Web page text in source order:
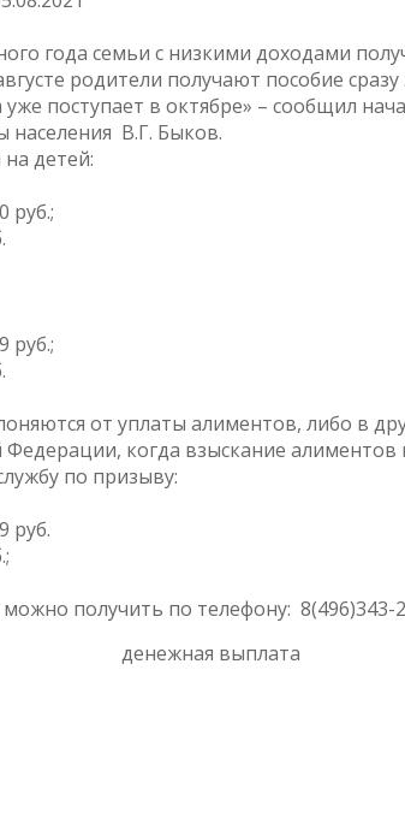
года семьи с низкими доходами
родители получают пособие сразу
поступает в октябре» – сообщил
населения В.Г. Быков.
детей:
руб.;
руб.;
от уплаты алиментов, либо в
Федерации, когда взыскание
по призыву:
руб.
получить по телефону: 8(496)343-